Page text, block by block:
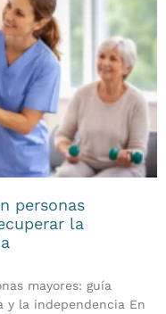
personas
la
mayores: guía
y la independencia En